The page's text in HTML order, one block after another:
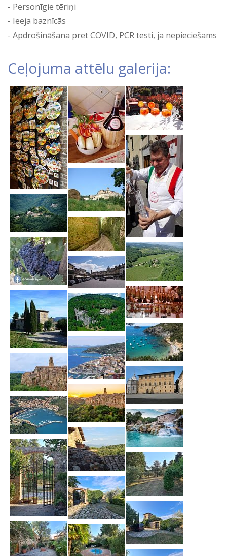
Personīgie tēriņi
Ieeja baznīcās
Apdrošināšana pret COVID, PCR testi, ja nepieciešams
Ceļojuma attēlu galerija: